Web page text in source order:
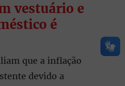
vestuário e
é
que a inflação
devido a